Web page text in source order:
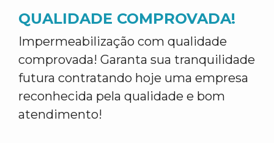
QUALIDADE COMPROVADA!
Impermeabilização com qualidade
comprovada! Garanta sua tranquilidade
futura contratando hoje uma empresa
reconhecida pela qualidade e bom
atendimento!